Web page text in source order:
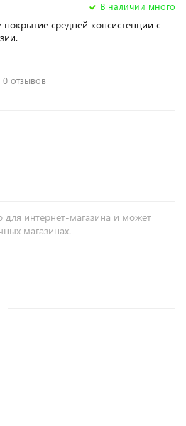
В наличии много
покрытие средней консистенции с
0 отзывов
для интернет-магазина и может
магазинах.